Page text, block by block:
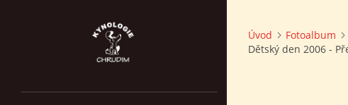
Úvod Fotoalbum
Dětský den 2006 -